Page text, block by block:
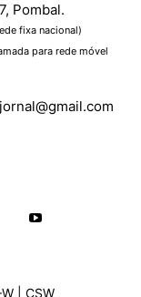
Pombal.
fixa nacional)
para rede móvel
| CSW